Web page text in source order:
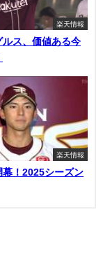
楽天情報
ルス、価値ある今
楽天情報
幕！2025シーズン